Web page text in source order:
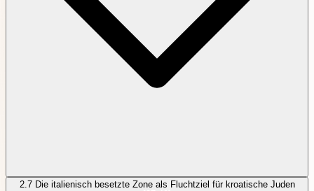
2.7 Die italienisch besetzte Zone als Fluchtziel für kroatische Juden